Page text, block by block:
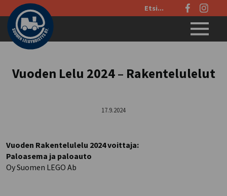
Etsi
sivustolta:
Vuoden Lelu 2024 – Rakentelulelut
17.9.2024
Vuoden Rakentelulelu 2024 voittaja:
Paloasema ja paloauto
Oy Suomen LEGO Ab